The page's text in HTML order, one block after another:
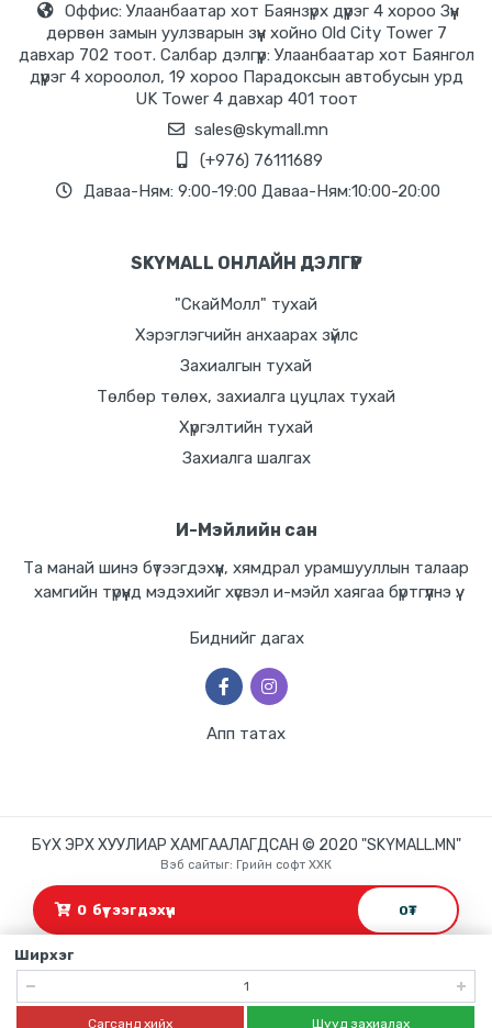
Ширхэг
Сагсанд хийх Шууд захиалах
Оффис: Улаанбаатар хот Баянзүрх дүүрэг 4 хороо Зүүн
дөрвөн замын уулзварын зүүн хойно Old City Tower 7
давхар 702 тоот. Салбар дэлгүүр: Улаанбаатар хот Баянгол
дүүрэг 4 хороолол, 19 хороо Парадоксын автобусын урд
UK Tower 4 давхар 401 тоот
sales@skymall.mn
(+976) 76111689
Даваа-Ням: 9:00-19:00 Даваа-Ням:10:00-20:00
SKYMALL ОНЛАЙН ДЭЛГҮҮР
"СкайМолл" тухай
Хэрэглэгчийн анхаарах зүйлс
Захиалгын тухай
Төлбөр төлөх, захиалга цуцлах тухай
Хүргэлтийн тухай
Захиалга шалгах
И-Мэйлийн сан
Та манай шинэ бүтээгдэхүүн, хямдрал урамшууллын талаар
хамгийн түрүүнд мэдэхийг хүсвэл и-мэйл хаягаа бүртгүүлнэ үү.
Биднийг дагах
Апп татах
БҮХ ЭРХ ХУУЛИАР ХАМГААЛАГДСАН © 2020 "SKYMALL.MN"
Вэб сайтыг: Грийн софт ХХК
Дуудлагын төв
0 бүтээгдэхүүн 0₮